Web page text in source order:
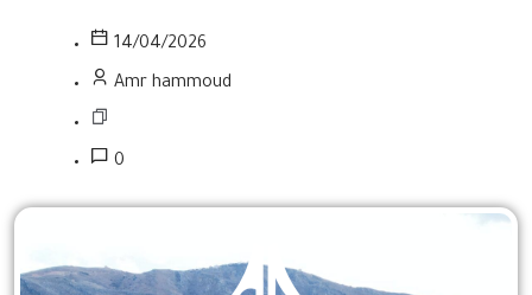
14/04/2026
Amr hammoud
0